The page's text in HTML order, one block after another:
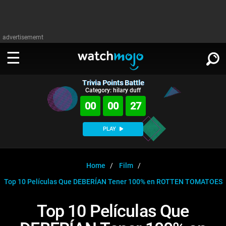
advertisememt
WATCH
Music
WatchMojo UK
AnticipatedExclusive!
WATCHMOJO
Categories
Trivia Home
DOWNLOAD APPS
SIGN IN
Trivia Points Battle
Category: hilary duff
00 00 27
PLAY
Home
Film
Top 10 Películas Que DEBERÍAN Tener 100% en ROTTEN TOMATOES
Top 10 Películas Que